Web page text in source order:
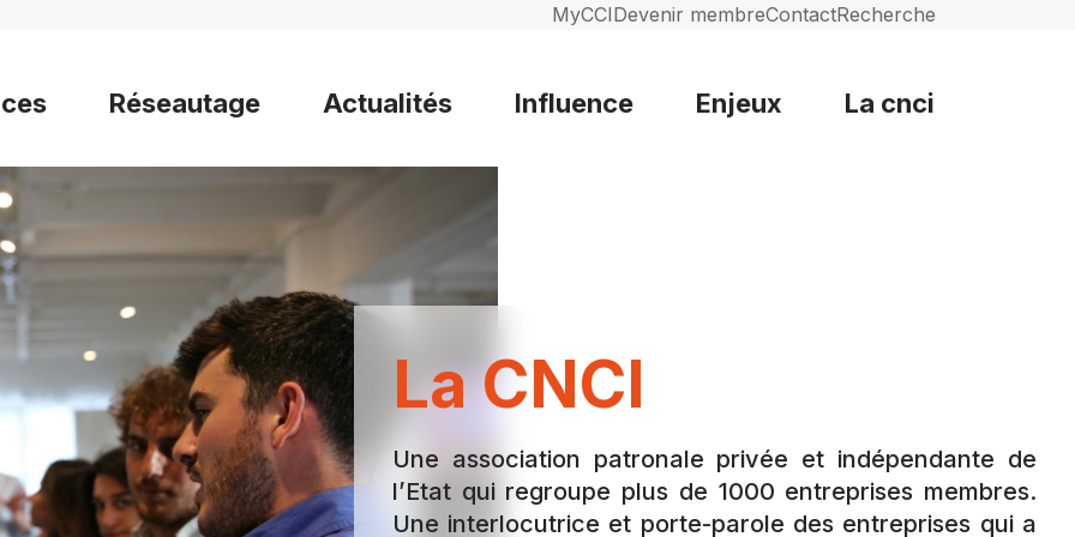
MyCCIDevenir membreContactRecherche
Réseautage Actualités Influence Enjeux La cnci
La CNCI
Une association patronale privée et indépendante de
l’Etat qui regroupe plus de 1000 entreprises membres.
Une interlocutrice et porte-parole des entreprises qui a